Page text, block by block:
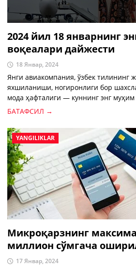
2024 йил 18 январнинг
воқеалари дайжести
18 Январ, 2024
Янги авиакомпания, ўзбек тилининг
яхшиланиши, ногиронлиги бор
мода ҳафталиги — куннинг энг
БАТАФСИЛ →
YANGILIKLAR
Микроқарзнинг
миллион сўмгача
17 Январ, 2024